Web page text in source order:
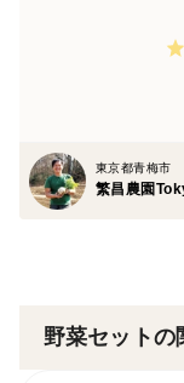
東京都青梅市
繁昌農園
野菜セットの